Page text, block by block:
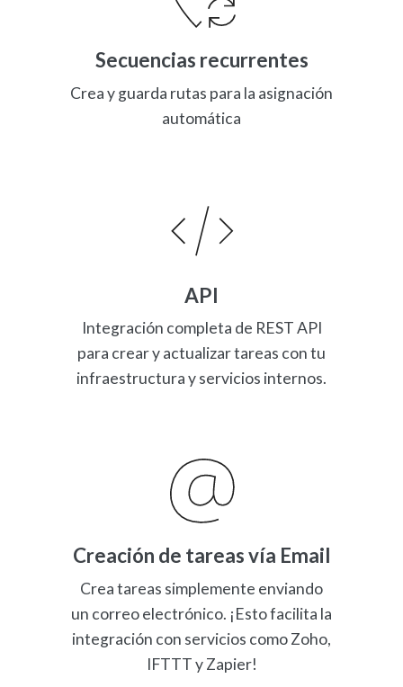
Secuencias recurrentes
Crea y guarda rutas para la asignación
automática
API
Integración completa de REST API
para crear y actualizar tareas con tu
infraestructura y servicios internos.
Creación de tareas vía Email
Crea tareas simplemente enviando
un correo electrónico. ¡Esto facilita la
integración con servicios como Zoho,
IFTTT y Zapier!